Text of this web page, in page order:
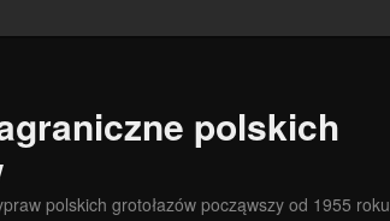
polskich
polskich grotołazów począwszy od 1955 roku